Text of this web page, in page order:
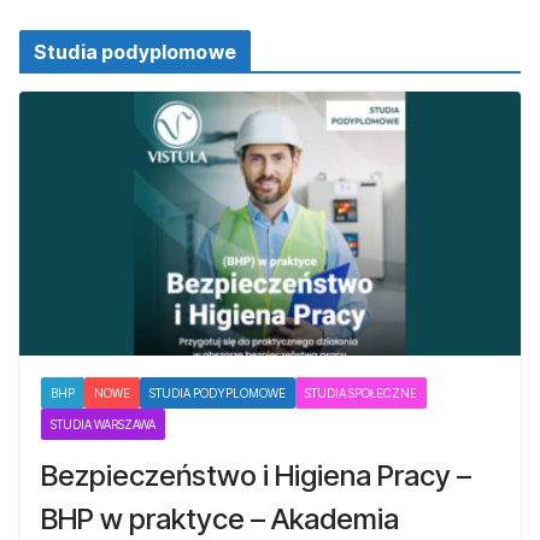
Studia podyplomowe
BHP NOWE STUDIA PODYPLOMOWE STUDIA SPOŁECZNE
STUDIA WARSZAWA
Bezpieczeństwo i Higiena Pracy –
BHP w praktyce – Akademia